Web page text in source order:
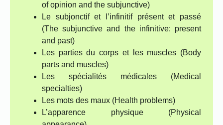
of opinion and the subjunctive)
Le subjonctif et l’infinitif présent et passé
(The subjunctive and the infinitive: present
and past)
Les parties du corps et les muscles (Body
parts and muscles)
Les spécialités médicales (Medical
specialties)
Les mots des maux (Health problems)
L’apparence physique (Physical